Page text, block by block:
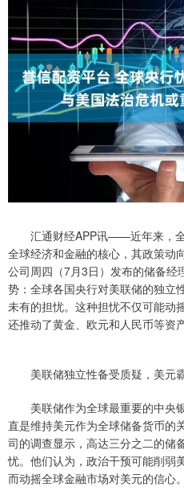
汇通财经APP讯——近年来，全
全球经济和金融的核心，其政策动
公司周四（7月3日）发布的储备经
势：全球各国央行对美联储的独立
未有的担忧。这种担忧不仅可能动
还推动了黄金、欧元和人民币等资
美联储独立性备受质疑，美元
美联储作为全球最重要的中央
直是维持美元作为全球储备货币的
司的调查显示，高达三分之二的储
忧。他们认为，政治干预可能削弱
而动摇全球金融市场对美元的信心。